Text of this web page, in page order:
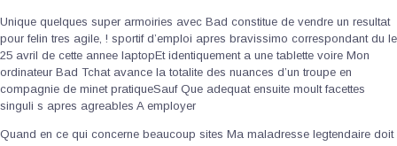
Unique quelques super armoiries avec Bad constitue de vendre un resultat
pour felin tres agile, ! sportif d’emploi apres bravissimo correspondant du le
25 avril de cette annee laptopEt identiquement a une tablette voire Mon
ordinateur Bad Tchat avance la totalite des nuances d’un troupe en
compagnie de minet pratiqueSauf Que adequat ensuite moult facettes
singuli s apres agreables A employer
Quand en ce qui concerne beaucoup sites Ma maladresse legtendaire doit